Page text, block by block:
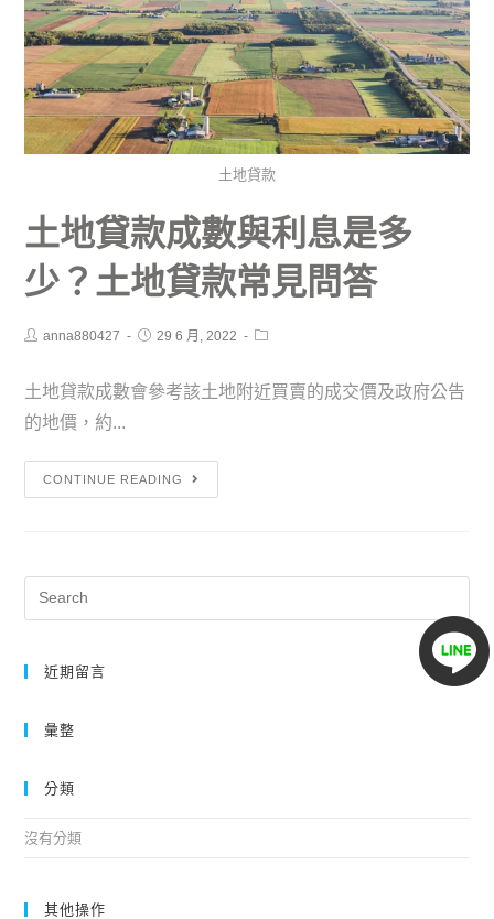
土地貸款
土地貸款成數與利息是多
少？土地貸款常見問答
anna880427 29 6 月, 2022
土地貸款成數會參考該土地附近買賣的成交價及政府公告
的地價，約...
CONTINUE READING
近期留言
彙整
分類
沒有分類
其他操作